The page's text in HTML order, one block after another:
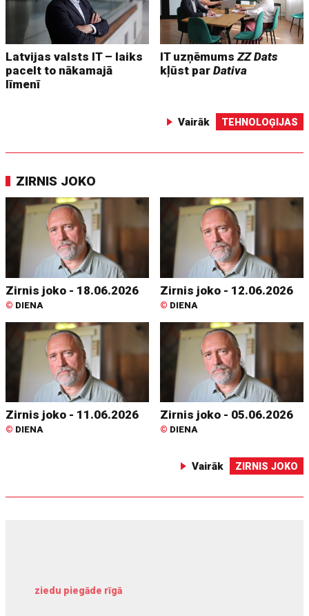
Latvijas valsts IT – laiks
pacelt to nākamajā
līmenī
IT uzņēmumsZZ Dats
kļūst parDativa
Vairāk TEHNOLOĢIJAS
ZIRNIS JOKO
Zirnis joko - 18.06.2026
© DIENA
Zirnis joko - 12.06.2026
© DIENA
Zirnis joko - 11.06.2026
© DIENA
Zirnis joko - 05.06.2026
© DIENA
Vairāk ZIRNIS JOKO
ziedu piegāde rīgā